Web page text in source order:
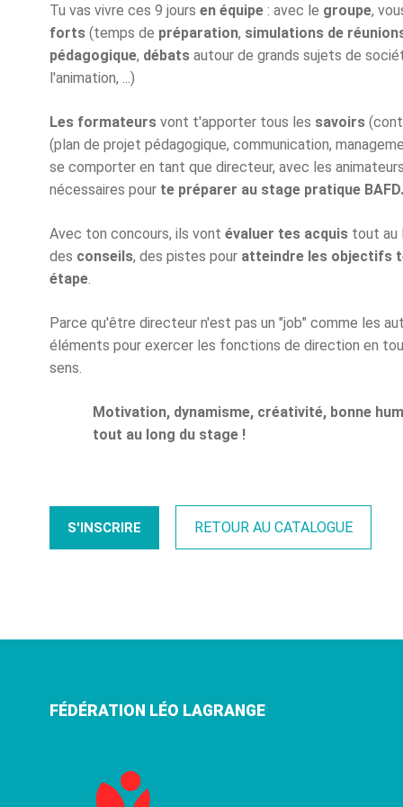
Tu vas vivre ces 9 jours en équipe: avec le groupe,
forts(temps de préparation, simulations de
pédagogique, débatsautour de grands sujets de
l'animation, ...)
Les formateursvont t'apporter tous les savoirs
(plan de projet pédagogique, communication,
se comporter en tant que directeur, avec les
nécessaires pour te préparer au stage pratique BAFD.
Avec ton concours, ils vont évaluer tes acquistout au
des conseils, des pistes pour atteindre les objectifs
étape.
Parce qu'être directeur n'est pas un "job" comme les
éléments pour exercer les fonctions de direction en
sens.
Motivation, dynamisme, créativité, bonne
tout au long du stage !
S'INSCRIRE RETOUR AU CATALOGUE
FÉDÉRATION LÉO LAGRANGE